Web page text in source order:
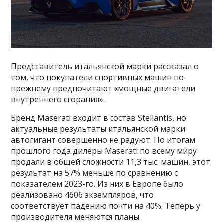
Представитель итальянской марки рассказал о
том, что покупатели спортивных машин по-
прежнему предпочитают «мощные двигатели
внутреннего сгорания».
Бренд Maserati входит в состав Stellantis, но
актуальные результаты итальянской марки
автогигант совершенно не радуют. По итогам
прошлого года дилеры Maserati по всему миру
продали в общей сложности 11,3 тыс. машин, этот
результат на 57% меньше по сравнению с
показателем 2023-го. Из них в Европе было
реализовано 4606 экземпляров, что
соответствует падению почти на 40%. Теперь у
производителя меняются планы.